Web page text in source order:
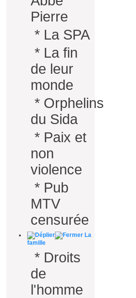
Pierre
* La SPA
* La fin
de leur
monde
* Orphelins
du Sida
* Paix et
non
violence
* Pub
MTV
censurée
La
famille
* Droits
de
l'homme